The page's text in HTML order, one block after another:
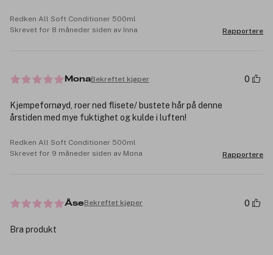
Redken All Soft Conditioner 500ml
Skrevet for 8 måneder siden av Inna
Rapportere
MonaBekreftet kjøper 0
Kjempefornøyd, roer ned flisete/ bustete hår på denne
årstiden med mye fuktighet og kulde i luften!
Redken All Soft Conditioner 500ml
Skrevet for 9 måneder siden av Mona
Rapportere
ÅseBekreftet kjøper 0
Bra produkt